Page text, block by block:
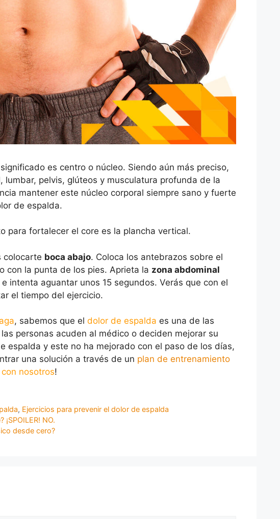
es centro o núcleo. Siendo aún más preciso,
lumbar, pelvis, glúteos y musculatura profunda de la
mantener este núcleo corporal siempre sano y fuerte
de espalda.
para fortalecer el core es la plancha vertical.
colocarte boca abajo. Coloca los antebrazos sobre el
con la punta de los pies. Aprieta la zona abdominal
intenta aguantar unos 15 segundos. Verás que con el
el tiempo del ejercicio.
, sabemos que el dolor de espalda es una de las
personas acuden al médico o deciden mejorar su
espalda y este no ha mejorado con el paso de los días,
una solución a través de un plan de entrenamiento
nosotros!
, Ejercicios para prevenir el dolor de espalda
NO.
desde cero?